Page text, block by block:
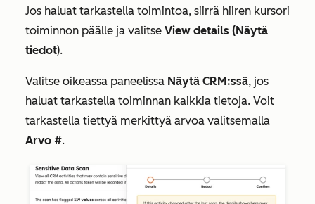
Jos haluat tarkastella toimintoa, siirrä hiiren kursori
toiminnon päälle ja valitse View details (Näytä
tiedot).
Valitse oikeassa paneelissa Näytä CRM:ssä, jos
haluat tarkastella toiminnan kaikkia tietoja. Voit
tarkastella tiettyä merkittyä arvoa valitsemalla
Arvo #.